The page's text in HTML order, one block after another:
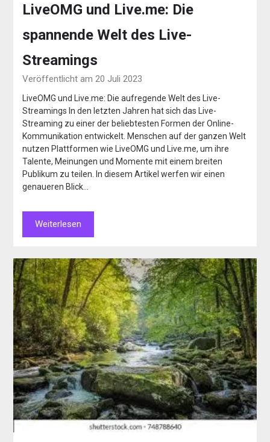
LiveOMG und Live.me: Die
spannende Welt des Live-
Streamings
Veröffentlicht am 20 Juli 2023
LiveOMG und Live.me: Die aufregende Welt des Live-
Streamings In den letzten Jahren hat sich das Live-
Streaming zu einer der beliebtesten Formen der Online-
Kommunikation entwickelt. Menschen auf der ganzen Welt
nutzen Plattformen wie LiveOMG und Live.me, um ihre
Talente, Meinungen und Momente mit einem breiten
Publikum zu teilen. In diesem Artikel werfen wir einen
genaueren Blick…
Weiterlesen